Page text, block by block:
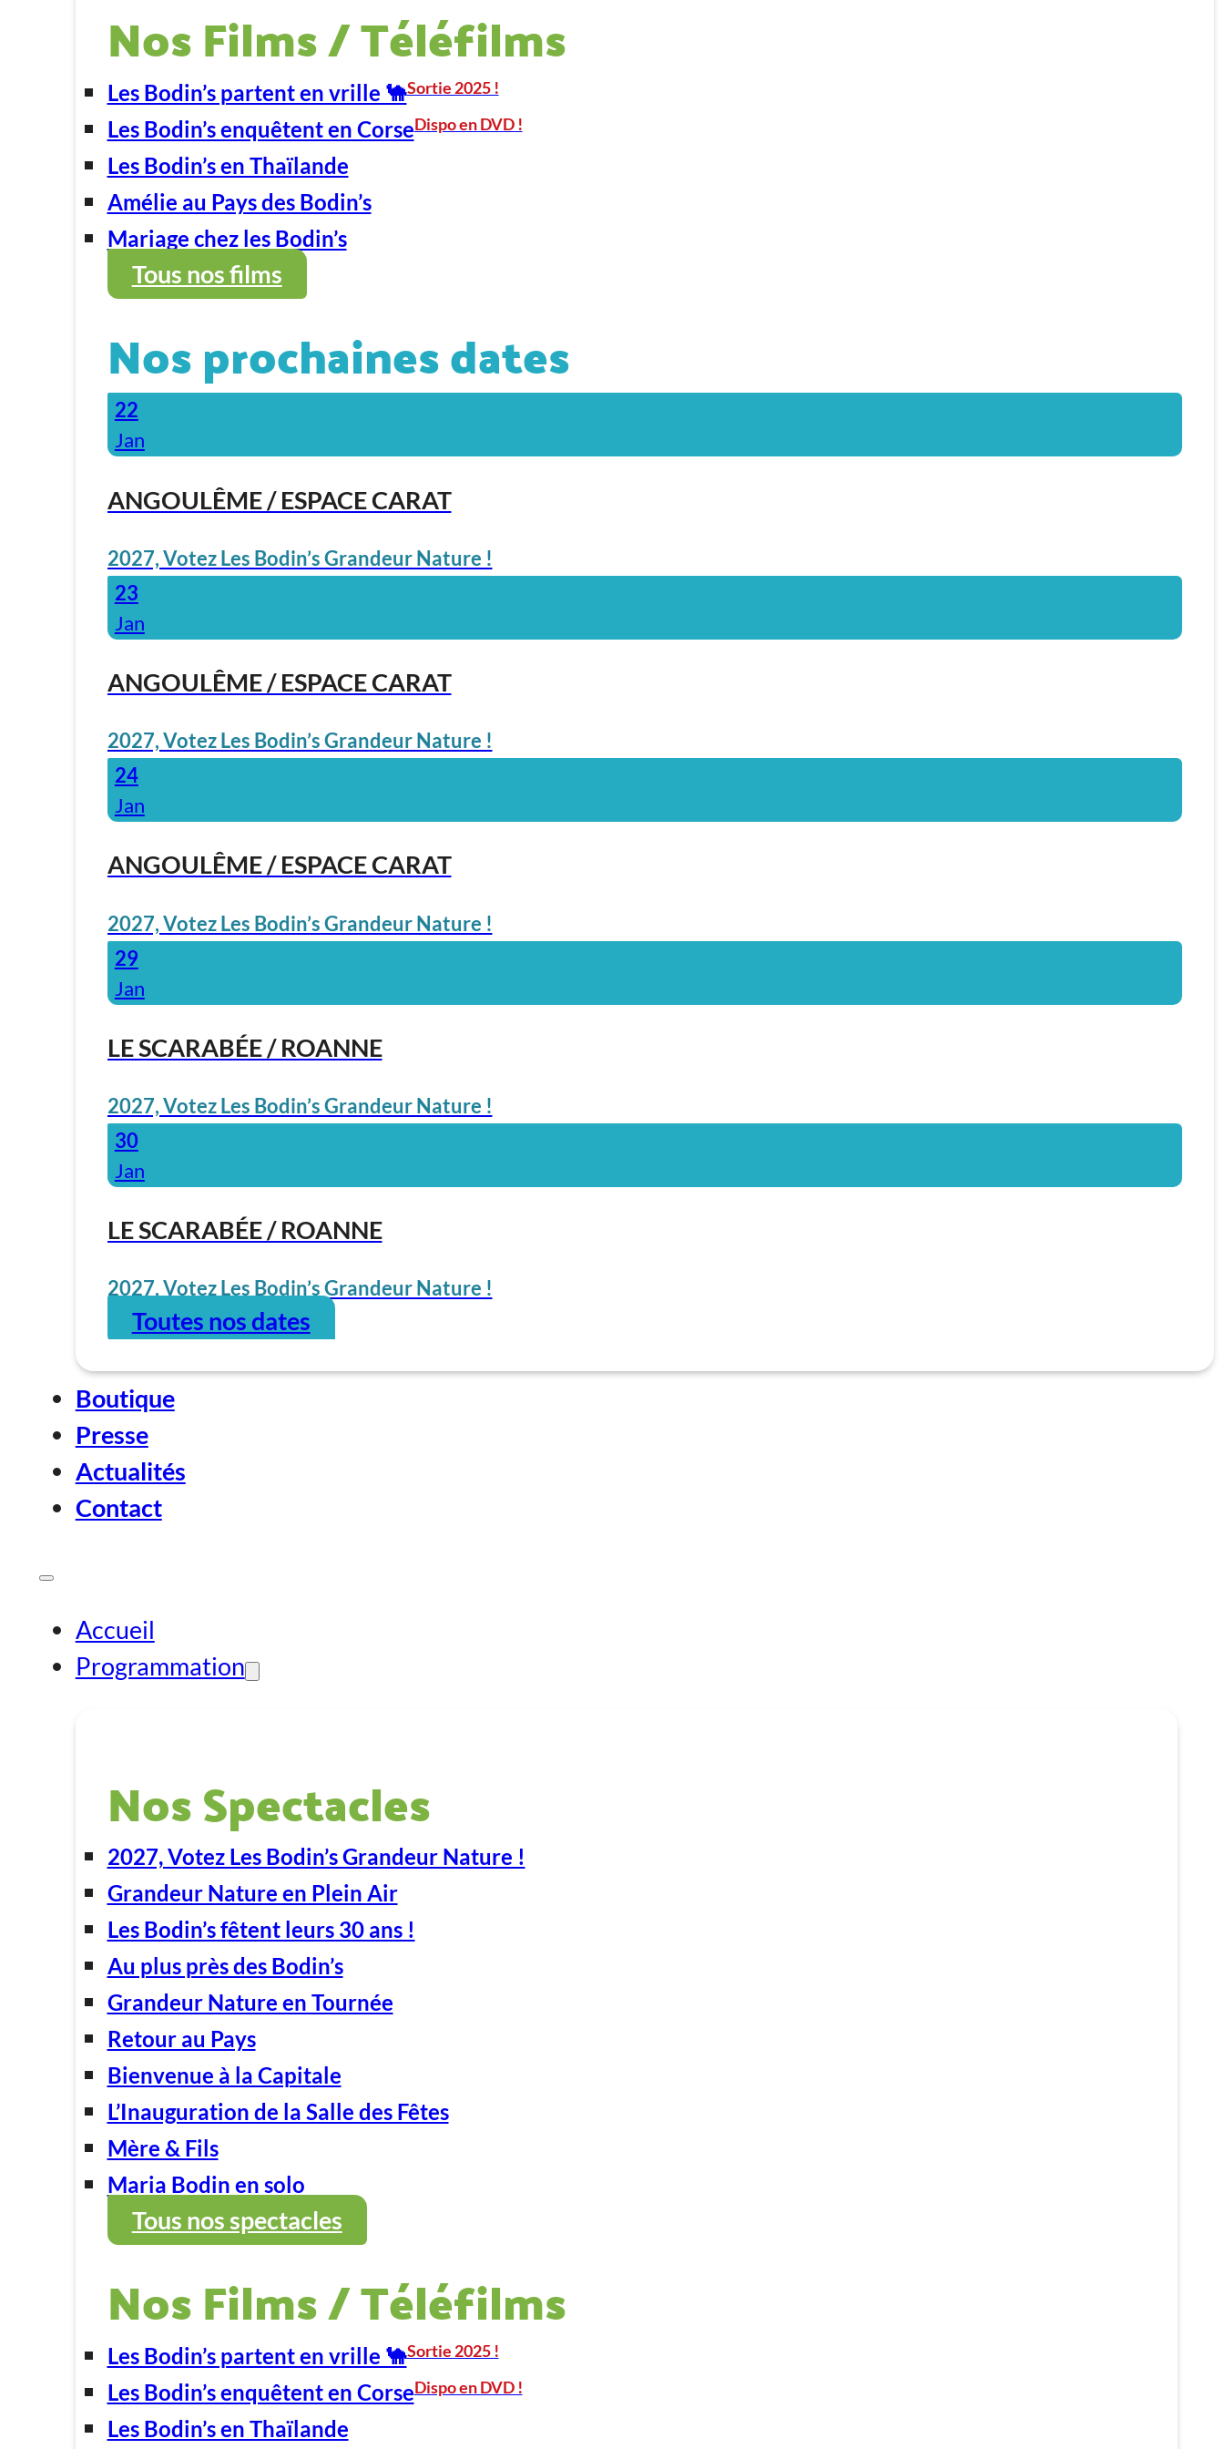
Nos Films / Téléfilms
Les Bodin’s partent en vrille 🐪Sortie 2025 !
Les Bodin’s enquêtent en CorseDispo en DVD !
Les Bodin’s en Thaïlande
Amélie au Pays des Bodin’s
Mariage chez les Bodin’s
Tous nos films
Nos prochaines dates
22
Jan
ANGOULÊME / ESPACE CARAT
2027, Votez Les Bodin’s Grandeur Nature !
23
Jan
ANGOULÊME / ESPACE CARAT
2027, Votez Les Bodin’s Grandeur Nature !
24
Jan
ANGOULÊME / ESPACE CARAT
2027, Votez Les Bodin’s Grandeur Nature !
29
Jan
LE SCARABÉE / ROANNE
2027, Votez Les Bodin’s Grandeur Nature !
30
Jan
LE SCARABÉE / ROANNE
2027, Votez Les Bodin’s Grandeur Nature !
Toutes nos dates
Boutique
Presse
Actualités
Contact
Accueil
Programmation
Nos Spectacles
2027, Votez Les Bodin’s Grandeur Nature !
Grandeur Nature en Plein Air
Les Bodin’s fêtent leurs 30 ans !
Au plus près des Bodin’s
Grandeur Nature en Tournée
Retour au Pays
Bienvenue à la Capitale
L’Inauguration de la Salle des Fêtes
Mère & Fils
Maria Bodin en solo
Tous nos spectacles
Nos Films / Téléfilms
Les Bodin’s partent en vrille 🐪Sortie 2025 !
Les Bodin’s enquêtent en CorseDispo en DVD !
Les Bodin’s en Thaïlande